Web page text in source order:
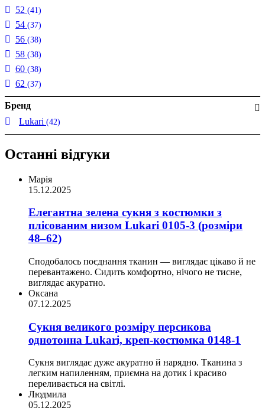
52 (41)
54 (37)
56 (38)
58 (38)
60 (38)
62 (37)
Бренд
Lukari (42)
Останні відгуки
Марія
15.12.2025
Елегантна зелена сукня з костюмки з
плісованим низом Lukari 0105-3 (розміри
48–62)
Сподобалось поєднання тканин — виглядає цікаво й не
перевантажено. Сидить комфортно, нічого не тисне,
виглядає акуратно.
Оксана
07.12.2025
Сукня великого розміру персикова
однотонна Lukari, креп-костюмка 0148-1
Сукня виглядає дуже акуратно й нарядно. Тканина з
легким напиленням, приємна на дотик і красиво
переливається на світлі.
Людмила
05.12.2025